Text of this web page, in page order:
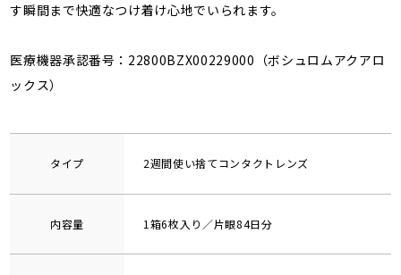
す瞬間まで快適なつけ着け心地でいられます。
医療機器承認番号：22800BZX00229000（ボシュロムアクアロ
ックス）
タイプ 2週間使い捨てコンタクトレンズ
内容量 1箱6枚入り／片眼84日分